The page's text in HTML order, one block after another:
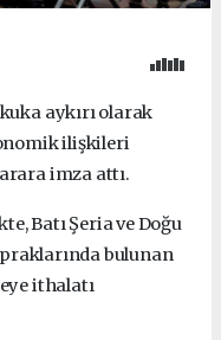
aykırı olarak
ilişkileri
imza attı.
Batı Şeria ve Doğu
bulunan
ithalatı